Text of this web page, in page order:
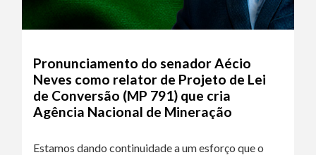
Pronunciamento do senador Aécio
Neves como relator de Projeto de Lei
de Conversão (MP 791) que cria
Agência Nacional de Mineração
Estamos dando continuidade a um esforço que o